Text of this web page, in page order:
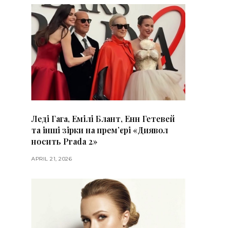
Леді Гага, Емілі Блант, Енн Гетевей
та інші зірки на премʼєрі «Диявол
носить Prada 2»
APRIL 21, 2026